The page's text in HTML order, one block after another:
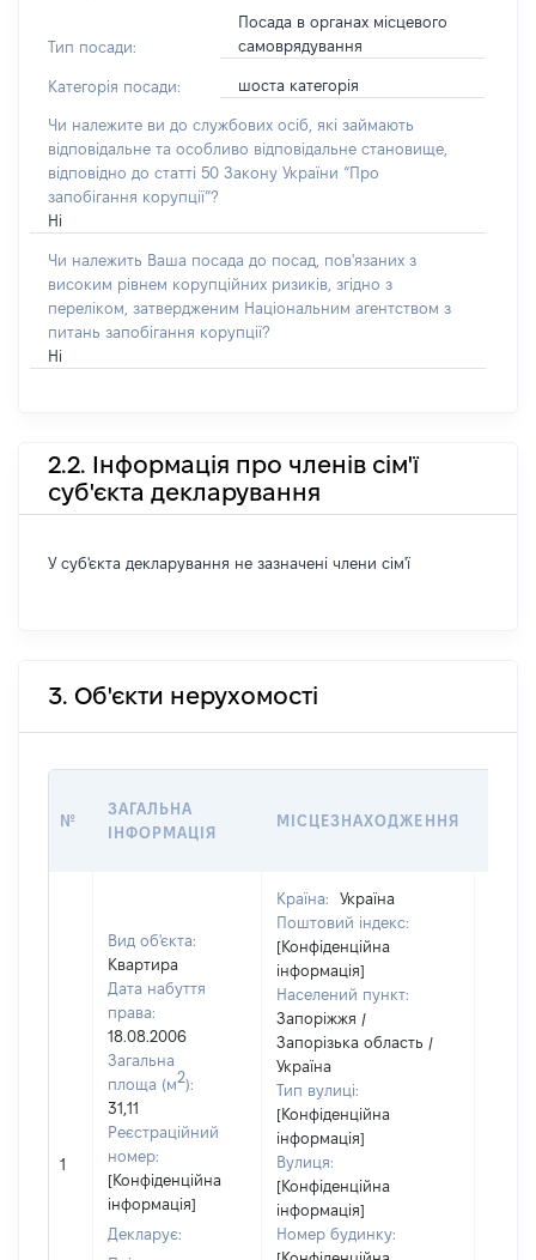
Тип посади:
Посада в органах місцевого
самоврядування
Категорія посади: шоста категорія
Чи належите ви до службових осіб, які займають
відповідальне та особливо відповідальне становище,
відповідно до статті 50 Закону України “Про
запобігання корупції”?
Ні
Чи належить Ваша посада до посад, пов'язаних з
високим рівнем корупційних ризиків, згідно з
переліком, затвердженим Національним агентством з
питань запобігання корупції?
Ні
2.2. Інформація про членів сім'ї
суб'єкта декларування
У суб'єкта декларування не зазначені члени сім'ї
3. Об'єкти нерухомості
№
ЗАГАЛЬНА
ІНФОРМАЦІЯ
МІСЦЕЗНАХОДЖЕННЯ
1
Вид об'єкта:
Квартира
Дата набуття
права:
18.08.2006
Загальна
площа (м2):
31,11
Реєстраційний
номер:
[Конфіденційна
інформація]
Декларує:
Країна:
Україна
Поштовий індекс:
[Конфіденційна
інформація]
Населений пункт:
Запоріжжя /
Запорізька область /
Україна
Тип вулиці:
[Конфіденційна
інформація]
Вулиця:
[Конфіденційна
інформація]
Номер будинку: